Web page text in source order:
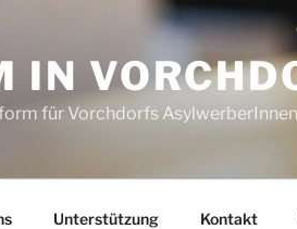
IN
für Vorchdorfs AsylwerberInnen
Unterstützung Kontakt